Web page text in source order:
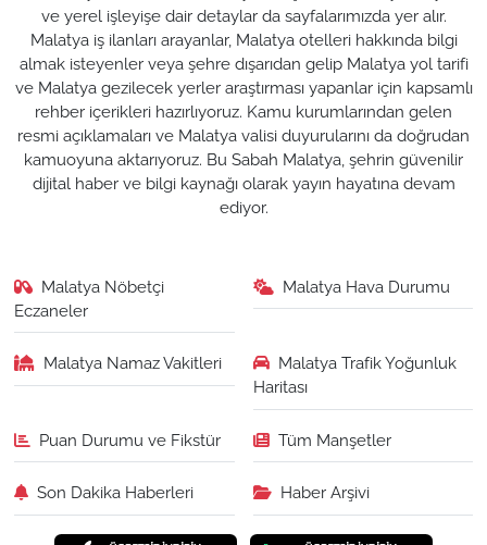
ve yerel işleyişe dair detaylar da sayfalarımızda yer alır.
Malatya iş ilanları arayanlar, Malatya otelleri hakkında bilgi
almak isteyenler veya şehre dışarıdan gelip Malatya yol tarifi
ve Malatya gezilecek yerler araştırması yapanlar için kapsamlı
rehber içerikleri hazırlıyoruz. Kamu kurumlarından gelen
resmi açıklamaları ve Malatya valisi duyurularını da doğrudan
kamuoyuna aktarıyoruz. Bu Sabah Malatya, şehrin güvenilir
dijital haber ve bilgi kaynağı olarak yayın hayatına devam
ediyor.
Malatya Nöbetçi
Eczaneler
Malatya Hava Durumu
Malatya Namaz Vakitleri
Malatya Trafik Yoğunluk
Haritası
Puan Durumu ve Fikstür Tüm Manşetler
Son Dakika Haberleri Haber Arşivi